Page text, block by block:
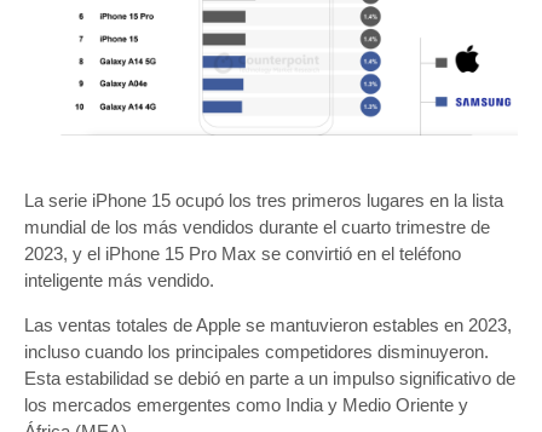
La serie iPhone 15 ocupó los tres primeros lugares en la lista
mundial de los más vendidos durante el cuarto trimestre de
2023, y el iPhone 15 Pro Max se convirtió en el teléfono
inteligente más vendido.
Las ventas totales de Apple se mantuvieron estables en 2023,
incluso cuando los principales competidores disminuyeron.
Esta estabilidad se debió en parte a un impulso significativo de
los mercados emergentes como India y Medio Oriente y